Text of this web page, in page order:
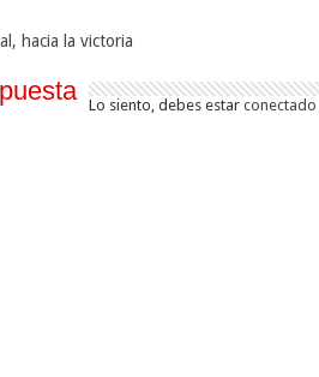
hacia la victoria
Lo siento, debes estar conectado